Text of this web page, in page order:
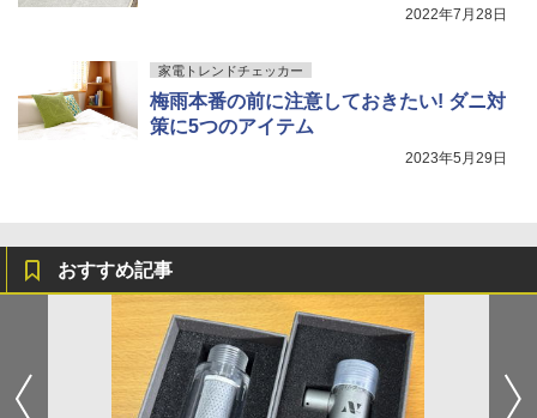
2022年7月28日
家電トレンドチェッカー
梅雨本番の前に注意しておきたい! ダニ対
策に5つのアイテム
2023年5月29日
おすすめ記事